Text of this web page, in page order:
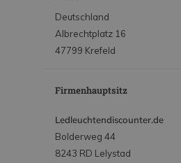
Deutschland
Albrechtplatz 16
47799 Krefeld
Firmenhauptsitz
Ledleuchtendiscounter.de
Bolderweg 44
8243 RD Lelystad